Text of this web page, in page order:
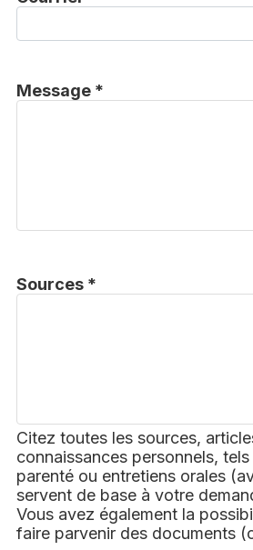
Message *
Sources *
Citez toutes les sources,
connaissances personnels,
parenté ou entretiens orales
servent de base à votre
Vous avez également la
faire parvenir des documents